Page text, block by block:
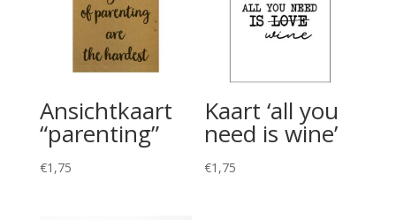
Ansichtkaart
“parenting”
€1,75
Kaart ‘all you
need is wine’
€1,75